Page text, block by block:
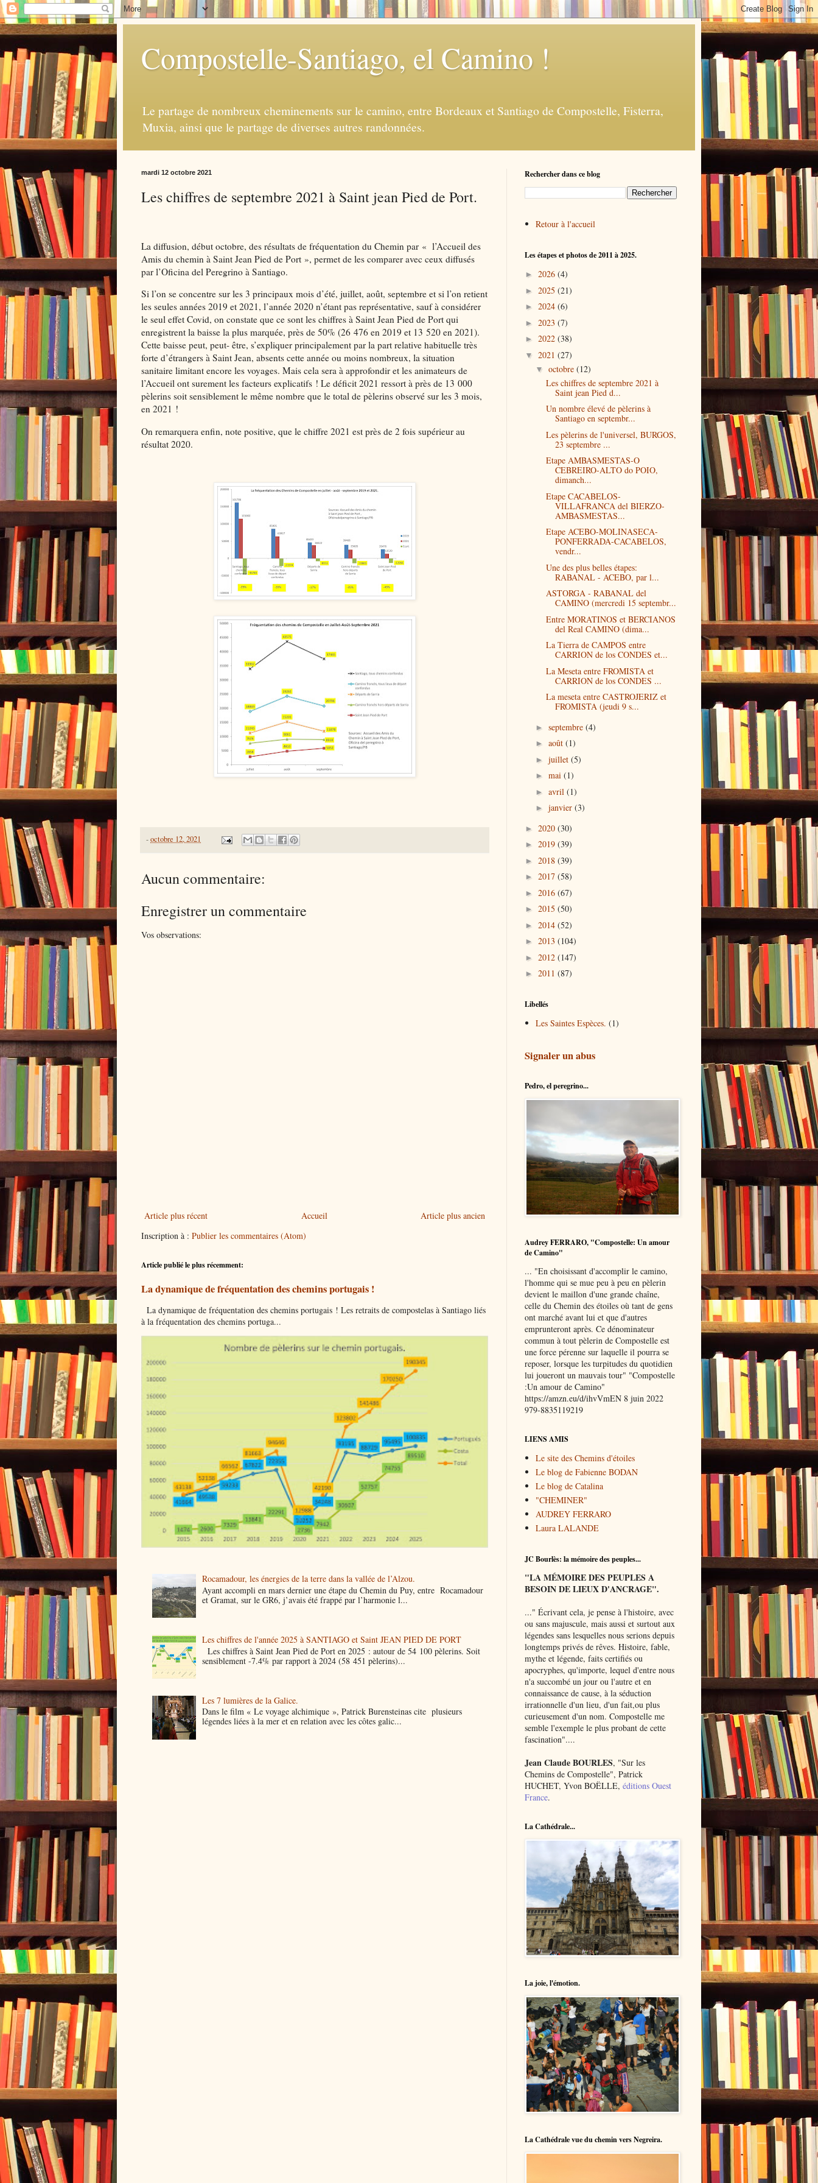
Compostelle-Santiago, el Camino !
Le partage de nombreux cheminements sur le camino, entre Bordeaux et Santiago de Compostelle, Fisterra,
Muxia, ainsi que le partage de diverses autres randonnées.
mardi 12 octobre 2021
Les chiffres de septembre 2021 à Saint jean Pied de Port.
La diffusion, début octobre, des résultats de fréquentation du Chemin par « l’Accueil des
Amis du chemin à Saint Jean Pied de Port », permet de les comparer avec ceux diffusés
par l’Oficina del Peregrino à Santiago.
Si l’on se concentre sur les 3 principaux mois d’été, juillet, août, septembre et si l’on retient
les seules années 2019 et 2021, l’année 2020 n’étant pas représentative, sauf à considérer
le seul effet Covid, on constate que ce sont les chiffres à Saint Jean Pied de Port qui
enregistrent la baisse la plus marquée, près de 50% (26 476 en 2019 et 13 520 en 2021).
Cette baisse peut, peut- être, s’expliquer principalement par la part relative habituelle très
forte d’étrangers à Saint Jean, absents cette année ou moins nombreux, la situation
sanitaire limitant encore les voyages. Mais cela sera à approfondir et les animateurs de
l’Accueil ont surement les facteurs explicatifs ! Le déficit 2021 ressort à près de 13 000
pèlerins soit sensiblement le même nombre que le total de pèlerins observé sur les 3 mois,
en 2021 !
On remarquera enfin, note positive, que le chiffre 2021 est près de 2 fois supérieur au
résultat 2020.
-octobre 12, 2021
Aucun commentaire:
Enregistrer un commentaire
Vos observations:
Article plus récent Article plus ancien
Accueil
Inscription à : Publier les commentaires (Atom)
Article publié le plus récemment:
La dynamique de fréquentation des chemins portugais !
La dynamique de fréquentation des chemins portugais ! Les retraits de compostelas à Santiago liés
à la fréquentation des chemins portuga...
Rocamadour, les énergies de la terre dans la vallée de l’Alzou.
Ayant accompli en mars dernier une étape du Chemin du Puy, entre Rocamadour
et Gramat, sur le GR6, j’avais été frappé par l’harmonie l...
Les chiffres de l'année 2025 à SANTIAGO et Saint JEAN PIED DE PORT
Les chiffres à Saint Jean Pied de Port en 2025 : autour de 54 100 pèlerins. Soit
sensiblement -7.4% par rapport à 2024 (58 451 pèlerins)...
Les 7 lumières de la Galice.
Dans le film « Le voyage alchimique », Patrick Burensteinas cite plusieurs
légendes liées à la mer et en relation avec les côtes galic...
Rechercher dans ce blog
Retour à l'accueil
Les étapes et photos de 2011 à 2025.
► 2026 (4)
► 2025 (21)
► 2024 (6)
► 2023 (7)
► 2022 (38)
▼ 2021 (27)
▼ octobre (12)
Les chiffres de septembre 2021 à
Saint jean Pied d...
Un nombre élevé de pèlerins à
Santiago en septembr...
Les pèlerins de l'universel, BURGOS,
23 septembre ...
Etape AMBASMESTAS-O
CEBREIRO-ALTO do POIO,
dimanch...
Etape CACABELOS-
VILLAFRANCA del BIERZO-
AMBASMESTAS...
Etape ACEBO-MOLINASECA-
PONFERRADA-CACABELOS,
vendr...
Une des plus belles étapes:
RABANAL - ACEBO, par l...
ASTORGA - RABANAL del
CAMINO (mercredi 15 septembr...
Entre MORATINOS et BERCIANOS
del Real CAMINO (dima...
La Tierra de CAMPOS entre
CARRION de los CONDES et...
La Meseta entre FROMISTA et
CARRION de los CONDES ...
La meseta entre CASTROJERIZ et
FROMISTA (jeudi 9 s...
► septembre (4)
► août (1)
► juillet (5)
► mai (1)
► avril (1)
► janvier (3)
► 2020 (30)
► 2019 (39)
► 2018 (39)
► 2017 (58)
► 2016 (67)
► 2015 (50)
► 2014 (52)
► 2013 (104)
► 2012 (147)
► 2011 (87)
Libellés
Les Saintes Espèces. (1)
Signaler un abus
Pedro, el peregrino...
Audrey FERRARO, "Compostelle: Un amour
de Camino"
... "En choisissant d'accomplir le camino,
l'homme qui se mue peu à peu en pèlerin
devient le maillon d'une grande chaîne,
celle du Chemin des étoiles où tant de gens
ont marché avant lui et que d'autres
emprunteront après. Ce dénominateur
commun à tout pèlerin de Compostelle est
une force pérenne sur laquelle il pourra se
reposer, lorsque les turpitudes du quotidien
lui joueront un mauvais tour" "Compostelle
:Un amour de Camino"
https://amzn.eu/d/ihvVmEN 8 juin 2022
979-8835119219
LIENS AMIS
Le site des Chemins d'étoiles
Le blog de Fabienne BODAN
Le blog de Catalina
"CHEMINER"
AUDREY FERRARO
Laura LALANDE
JC Bourlès: la mémoire des peuples...
"LAMÉMOIREDES PEUPLES A
BESOIN DE LIEUX D'ANCRAGE".
..." Écrivant cela, je pense à l'histoire, avec
ou sans majuscule, mais aussi et surtout aux
légendes sans lesquelles nous serions depuis
longtemps privés de rêves. Histoire, fable,
mythe et légende, faits certifiés ou
apocryphes, qu'importe, lequel d'entre nous
n'a succombé un jour ou l'autre et en
connaissance de cause, à la séduction
irrationnelle d'un lieu, d'un fait,ou plus
curieusement d'un nom. Compostelle me
semble l'exemple le plus probant de cette
fascination"....
Jean Claude BOURLES, "Sur les
Chemins de Compostelle", Patrick
HUCHET, Yvon BOËLLE, éditions Ouest
France.
La Cathédrale...
La joie, l'émotion.
La Cathédrale vue du chemin vers Negreira.